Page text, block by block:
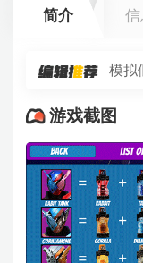
简介 信
模拟
游戏截图